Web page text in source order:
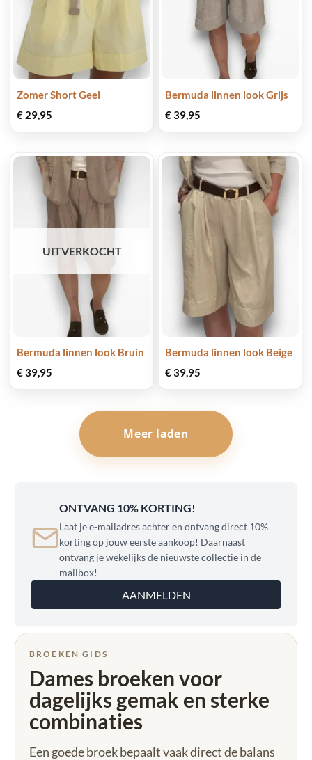
Zomer Short Geel
€ 29,95
Bermuda linnen look Grijs
€39,95
UITVERKOCHT
Bermuda linnen look Bruin
€39,95
Bermuda linnen look Beige
€39,95
Meer laden
ONTVANG 10% KORTING!
Laat je e-mailadres achter en ontvang direct 10%
korting op jouw eerste aankoop! Daarnaast
ontvang je wekelijks de nieuwste collectie in de
mailbox!
AANMELDEN
BROEKEN GIDS
Dames broeken voor
dagelijks gemak en sterke
combinaties
Een goede broek bepaalt vaak direct de balans